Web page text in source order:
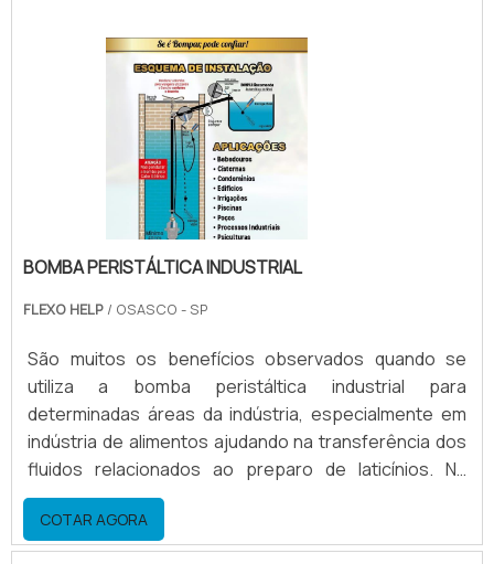
peristáltica, tem uma grande economia de solvente,
para tintas a base de.
BOMBA PERISTÁLTICA INDUSTRIAL
FLEXO HELP / OSASCO - SP
São muitos os benefícios observados quando se
utiliza a bomba peristáltica industrial para
determinadas áreas da indústria, especialmente em
indústria de alimentos ajudando na transferência dos
fluidos relacionados ao preparo de laticínios. Na
indústria de móveis ajudando na transferência de
fluídos que estão relacionados ao preparo dos
produtos, como o verniz. Exemplos de lugares onde
COTAR AGORA